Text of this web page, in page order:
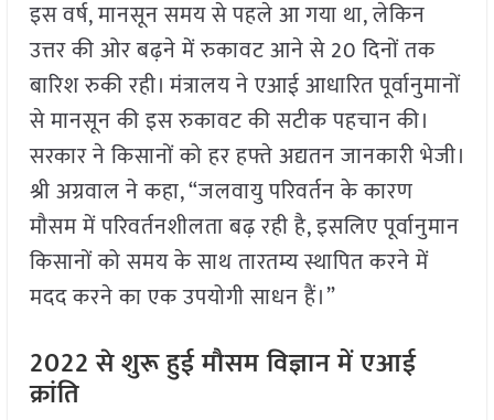
इस वर्ष, मानसून समय से पहले आ गया था, लेकिन
उत्तर की ओर बढ़ने में रुकावट आने से 20 दिनों तक
बारिश रुकी रही। मंत्रालय ने एआई आधारित पूर्वानुमानों
से मानसून की इस रुकावट की सटीक पहचान की।
सरकार ने किसानों को हर हफ्ते अद्यतन जानकारी भेजी।
श्री अग्रवाल ने कहा, “जलवायु परिवर्तन के कारण
मौसम में परिवर्तनशीलता बढ़ रही है, इसलिए पूर्वानुमान
किसानों को समय के साथ तारतम्य स्थापित करने में
मदद करने का एक उपयोगी साधन हैं।”
2022 से शुरू हुई मौसम विज्ञान में एआई
क्रांति